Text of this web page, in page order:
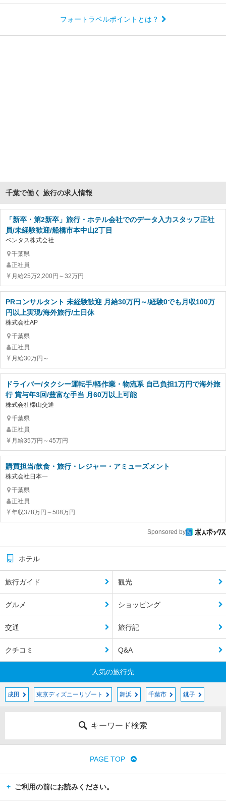
フォートラベルポイントとは？
千葉で働く 旅行の求人情報
「新卒・第2新卒」旅行・ホテル会社でのデータ入力スタッフ正社
員/未経験歓迎/船橋市本中山2丁目
ベンタス株式会社
千葉県
正社員
月給25万2,200円～32万円
PRコンサルタント 未経験歓迎 月給30万円～/経験0でも月収100万
円以上実現/海外旅行/土日休
株式会社AP
千葉県
正社員
月給30万円～
ドライバー/タクシー運転手/軽作業・物流系 自己負担1万円で海外旅
行 賞与年3回/豊富な手当 月60万以上可能
株式会社櫟山交通
千葉県
正社員
月給35万円～45万円
購買担当/飲食・旅行・レジャー・アミューズメント
株式会社日本一
千葉県
正社員
年収378万円～508万円
Sponsored by
ホテル
旅行ガイド 観光
グルメ ショッピング
交通 旅行記
クチコミ Q&A
人気の旅行先
成田 東京ディズニーリゾート 舞浜 千葉市 銚子
キーワード検索
PAGE TOP
ご利用の前にお読みください。